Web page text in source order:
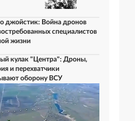
джойстик: Война дронов
специалистов
жизни
кулак "Центра": Дроны,
и перехватчики
оборону ВСУ